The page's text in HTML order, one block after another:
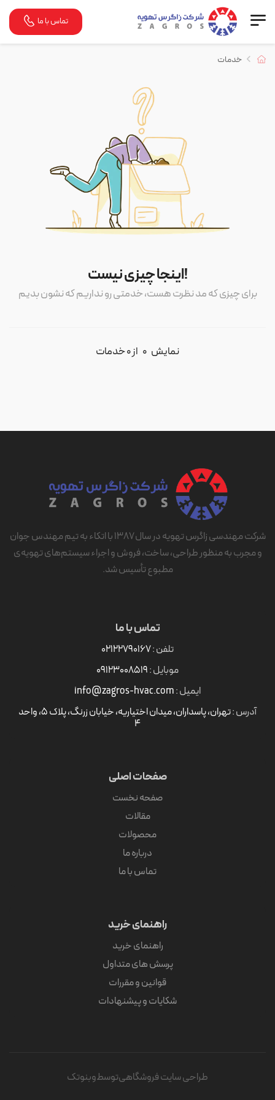
تماس با ما
خدمات
اینجا چیزی نیست!
برای چیزی که مد نظرت هست، خدمتی رو نداریم که نشون بدیم
نمایش 0 از 0 خدمات
شرکت مهندسی زاگرس تهویه در سال ۱۳۸۷ با اتکاء به تیم مهندس جوان
و مجرب به منظور طراحی، ساخت، فروش و اجراء سیستم‌های تهویه‌ی
مطبوع تأسیس شد.
تماس با ما
تلفن :۰۲۱۲۲۷۹۰۱۶۷
موبایل :09123008519
ایمیل :info@zagros-hvac.com
آدرس :
تهران، پاسداران، میدان اختیاریه، خیابان زرنگ، پلاک ۵، واحد
4
صفحات اصلی
صفحه نخست
مقالات
محصولات
درباره ما
تماس با ما
راهنمای خرید
راهنمای خرید
پرسش های متداول
قوانین و مقررات
شکایات و پیشنهادات
طراحی سایت فروشگاهیتوسطوبنوتک